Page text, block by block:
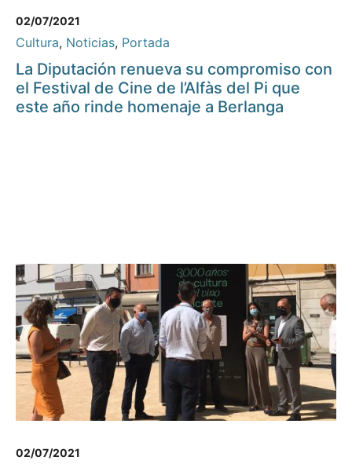
02/07/2021
Cultura, Noticias, Portada
La Diputación renueva su compromiso con
el Festival de Cine de l’Alfàs del Pi que
este año rinde homenaje a Berlanga
02/07/2021